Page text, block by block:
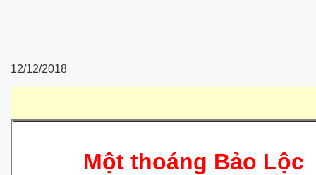
12/12/2018
Một thoáng Bảo Lộc